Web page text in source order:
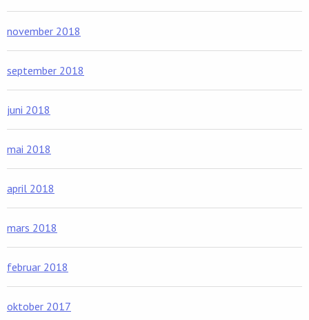
november 2018
september 2018
juni 2018
mai 2018
april 2018
mars 2018
februar 2018
oktober 2017